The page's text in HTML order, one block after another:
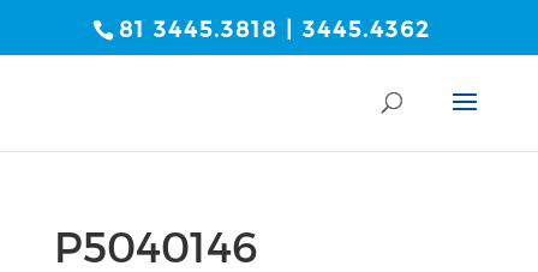
81 3445.3818 | 3445.4362
P5040146